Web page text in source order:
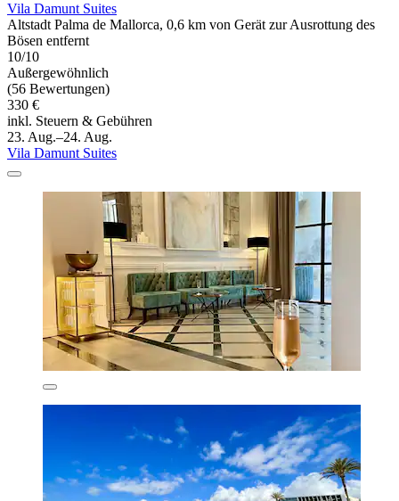
Vila Damunt Suites
Altstadt Palma de Mallorca, 0,6 km von Gerät zur Ausrottung des
Bösen entfernt
10/10
Außergewöhnlich
(56 Bewertungen)
330 €
inkl. Steuern & Gebühren
23. Aug.–24. Aug.
Vila Damunt Suites